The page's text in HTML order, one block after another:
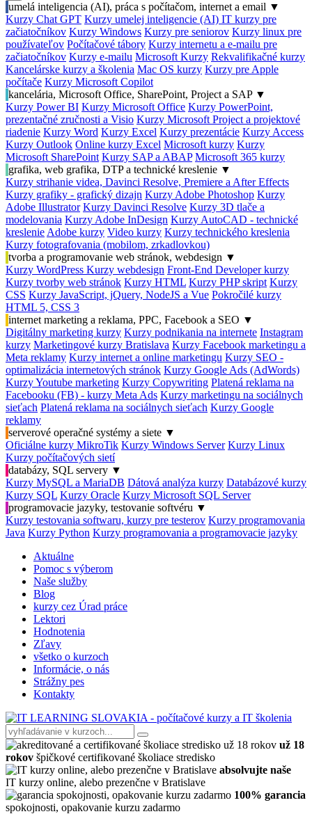
umelá inteligencia (AI), práca s počítačom, internet a email ▼
Kurzy Chat GPT Kurzy umelej inteligencie (AI) IT kurzy pre
začiatočníkov Kurzy Windows Kurzy pre seniorov Kurzy linux pre
používateľov Počítačové tábory Kurzy internetu a e-mailu pre
začiatočníkov Kurzy e-mailu Microsoft Kurzy Rekvalifikačné kurzy
Kancelárske kurzy a školenia Mac OS kurzy Kurzy pre Apple
počítače Kurzy Microsoft Copilot
kancelária, Microsoft Office, SharePoint, Project a SAP ▼
Kurzy Power BI Kurzy Microsoft Office Kurzy PowerPoint,
prezentačné zručnosti a Visio Kurzy Microsoft Project a projektové
riadenie Kurzy Word Kurzy Excel Kurzy prezentácie Kurzy Access
Kurzy Outlook Online kurzy Excel Microsoft kurzy Kurzy
Microsoft SharePoint Kurzy SAP a ABAP Microsoft 365 kurzy
grafika, web grafika, DTP a technické kreslenie ▼
Kurzy strihanie videa, Davinci Resolve, Premiere a After Effects
Kurzy grafiky - grafický dizajn Kurzy Adobe Photoshop Kurzy
Adobe Illustrator Kurzy Davinci Resolve Kurzy 3D tlače a
modelovania Kurzy Adobe InDesign Kurzy AutoCAD - technické
kreslenie Adobe kurzy Video kurzy Kurzy technického kreslenia
Kurzy fotografovania (mobilom, zrkadlovkou)
tvorba a programovanie web stránok, webdesign ▼
Kurzy WordPress Kurzy webdesign Front-End Developer kurzy
Kurzy tvorby web stránok Kurzy HTML Kurzy PHP skript Kurzy
CSS Kurzy JavaScript, jQuery, NodeJS a Vue Pokročilé kurzy
HTML 5, CSS 3
internet marketing a reklama, PPC, Facebook a SEO ▼
Digitálny marketing kurzy Kurzy podnikania na internete Instagram
kurzy Marketingové kurzy Bratislava Kurzy Facebook marketingu a
Meta reklamy Kurzy internet a online marketingu Kurzy SEO -
optimalizácia internetových stránok Kurzy Google Ads (AdWords)
Kurzy Youtube marketing Kurzy Copywriting Platená reklama na
Facebooku (FB) - kurzy Meta Ads Kurzy marketingu na sociálnych
sieťach Platená reklama na sociálnych sieťach Kurzy Google
reklamy
serverové operačné systémy a siete ▼
Oficiálne kurzy MikroTik Kurzy Windows Server Kurzy Linux
Kurzy počítačových sietí
databázy, SQL servery ▼
Kurzy MySQL a MariaDB Dátová analýza kurzy Databázové kurzy
Kurzy SQL Kurzy Oracle Kurzy Microsoft SQL Server
programovacie jazyky, testovanie softvéru ▼
Kurzy testovania softwaru, kurzy pre testerov Kurzy programovania
Java Kurzy Python Kurzy programovania a programovacie jazyky
Aktuálne
Pomoc s výberom
Naše služby
Blog
kurzy cez Úrad práce
Lektori
Hodnotenia
Zľavy
všetko o kurzoch
Informácie, o nás
Strážny pes
Kontakty
už 18
rokov špičkové certifikované školiace stredisko
absolvujte naše
IT kurzy online, alebo prezenčne v Bratislave
100% garancia
spokojnosti, opakovanie kurzu zadarmo